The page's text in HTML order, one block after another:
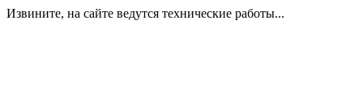
Извините, на сайте ведутся технические работы...